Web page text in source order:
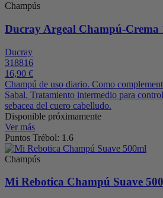
Champús
Ducray Argeal Champú-Crema
Ducray
318816
16,90 €
Champú de uso diario. Como
Sabal. Tratamiento intermedio para
sebacea del cuero cabelludo.
Disponible próximamente
Ver más
Puntos Trébol: 1.6
Champús
Mi Rebotica Champú Suave